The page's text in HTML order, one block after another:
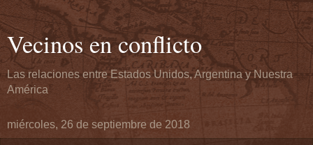
Vecinos en conflicto
Las relaciones entre Estados Unidos, Argentina y Nuestra
América
miércoles, 26 de septiembre de 2018